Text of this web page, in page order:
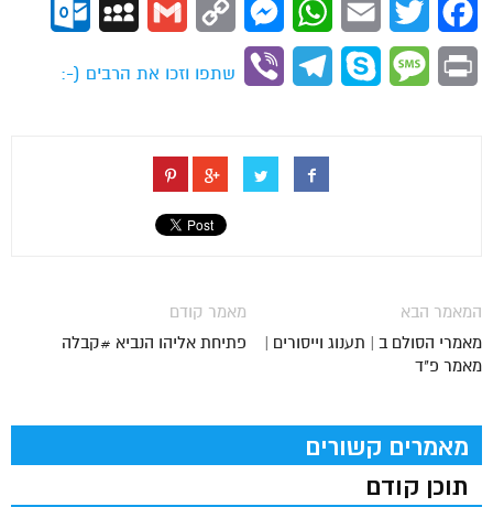
Facebook
Twitter
Email
WhatsApp
Messenger
Copy
Gmail
MySpace
Print
Message
Skype
Telegram
Viber
שתפו וזכו את הרבים (-:
מאמר קודם
פתיחת אליהו הנביא #קבלה
המאמר הבא
מאמרי הסולם ב | תענוג וייסורים |
מאמר פ"ד
מאמרים קשורים
תוכן קודם